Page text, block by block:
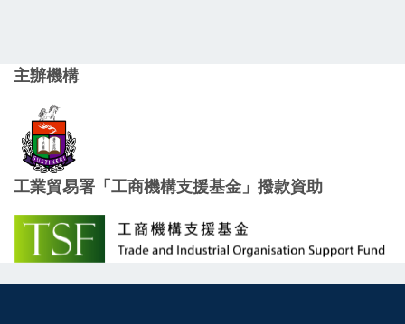
主辦機構
工業貿易署「工商機構支援基金」撥款資助